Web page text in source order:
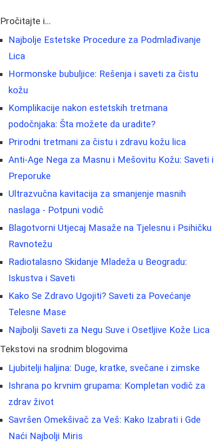
Pročitajte i...
Najbolje Estetske Procedure za Podmlađivanje
Lica
Hormonske bubuljice: Rešenja i saveti za čistu
kožu
Komplikacije nakon estetskih tretmana
podočnjaka: Šta možete da uradite?
Prirodni tretmani za čistu i zdravu kožu lica
Anti-Age Nega za Masnu i Mešovitu Kožu: Saveti i
Preporuke
Ultrazvučna kavitacija za smanjenje masnih
naslaga - Potpuni vodič
Blagotvorni Utjecaj Masaže na Tjelesnu i Psihičku
Ravnotežu
Radiotalasno Skidanje Mladeža u Beogradu:
Iskustva i Saveti
Kako Se Zdravo Ugojiti? Saveti za Povećanje
Telesne Mase
Najbolji Saveti za Negu Suve i Osetljive Kože Lica
Tekstovi na srodnim blogovima
Ljubitelji haljina: Duge, kratke, svečane i zimske
Ishrana po krvnim grupama: Kompletan vodič za
zdrav život
Savršen Omekšivač za Veš: Kako Izabrati i Gde
Naći Najbolji Miris